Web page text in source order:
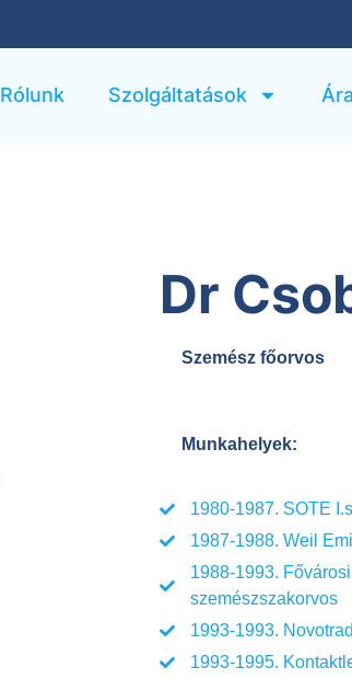
Rólunk Szolgáltatások
Dr
Szemész főorvos
Munkahelyek:
1980-1987. SOTE
1987-1988. Weil
1988-1993.
szemészszakorvos
1993-1993.
1993-1995.